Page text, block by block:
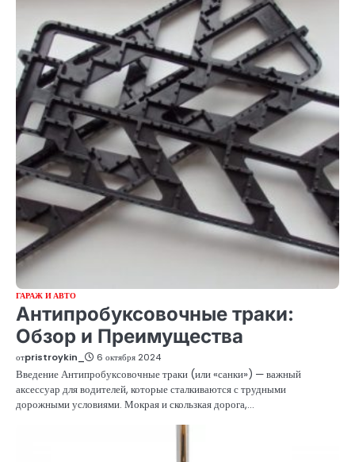
ГАРАЖ И АВТО
Антипробуксовочные траки:
Обзор и Преимущества
отpristroykin_ 6 октября 2024
Введение Антипробуксовочные траки (или «санки») — важный
аксессуар для водителей, которые сталкиваются с трудными
дорожными условиями. Мокрая и скользкая дорога,…